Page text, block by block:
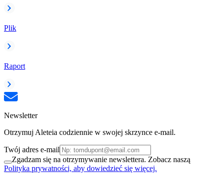
Plik
Raport
Newsletter
Otrzymuj Aleteia codziennie w swojej skrzynce e-mail.
Twój adres e-mail
Zgadzam się na otrzymywanie newslettera. Zobacz naszą
Polityka prywatności, aby dowiedzieć się więcej.